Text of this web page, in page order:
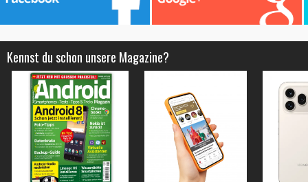
Kennst du schon unsere Magazine?